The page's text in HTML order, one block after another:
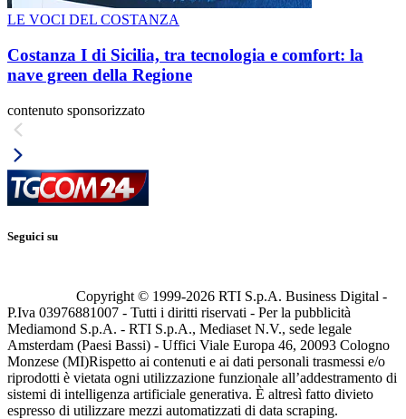
LE VOCI DEL COSTANZA
Costanza I di Sicilia, tra tecnologia e comfort: la
nave green della Regione
contenuto sponsorizzato
Seguici su
Copyright © 1999-2026 RTI S.p.A. Business Digital -
P.Iva 03976881007 - Tutti i diritti riservati - Per la pubblicità
Mediamond S.p.A. - RTI S.p.A., Mediaset N.V., sede legale
Amsterdam (Paesi Bassi) - Uffici Viale Europa 46, 20093 Cologno
Monzese (MI)Rispetto ai contenuti e ai dati personali trasmessi e/o
riprodotti è vietata ogni utilizzazione funzionale all’addestramento di
sistemi di intelligenza artificiale generativa. È altresì fatto divieto
espresso di utilizzare mezzi automatizzati di data scraping.